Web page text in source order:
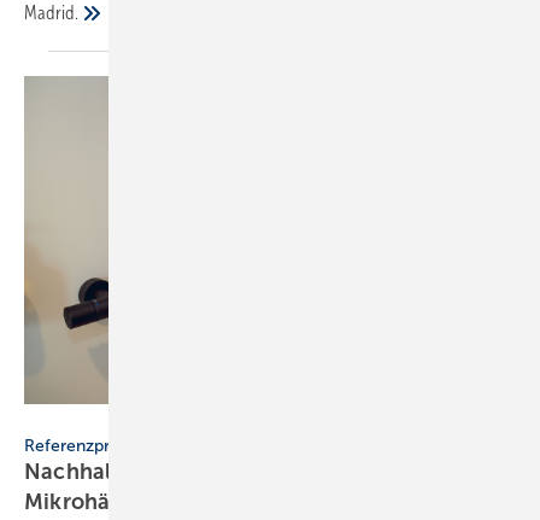
Madrid.
Referenzprojekt
Nachhaltige Badlösungen für öko­lo­gi­sche
Mi­kro­häu­ser